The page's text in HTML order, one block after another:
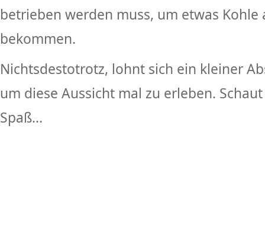
betrieben werden muss, um etwas Kohle
bekommen.
Nichtsdestotrotz, lohnt sich ein kleiner
um diese Aussicht mal zu erleben.
Spaß...